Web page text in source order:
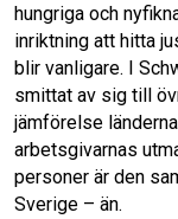
hungriga och
inriktning att hitta
blir vanligare. I
smittat av sig till
jämförelse
arbetsgivarnas
personer är den
Sverige – än.